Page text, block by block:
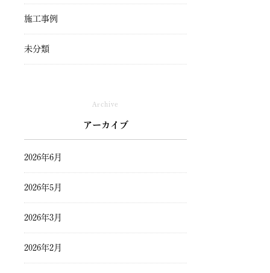
施工事例
未分類
Archive
アーカイブ
2026年6月
2026年5月
2026年3月
2026年2月